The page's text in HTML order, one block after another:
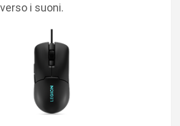
i suoni.